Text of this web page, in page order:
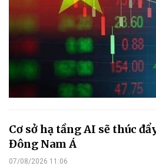
Cơ sở hạ tầng AI sẽ thúc
Đông Nam Á
07/08/2026 11:06